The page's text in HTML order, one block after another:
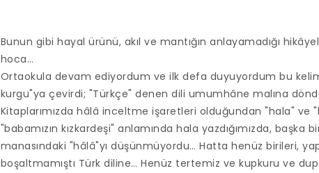
Bunun gibi hayal ürünü, akıl ve mantığın anlayamadığı
hoca…
Ortaokula devam ediyordum ve ilk defa duyuyordum bu
kurgu"ya çevirdi; "Türkçe" denen dili umumhâne malına
Kitaplarımızda hâlâ inceltme işaretleri olduğundan "hala" ve
"babamızın kızkardeşi" anlamında hala yazdığımızda,
manasındaki "hâlâ"yı düşünmüyordu… Hatta henüz birileri,
boşaltmamıştı Türk diline… Henüz tertemiz ve kupkuru ve